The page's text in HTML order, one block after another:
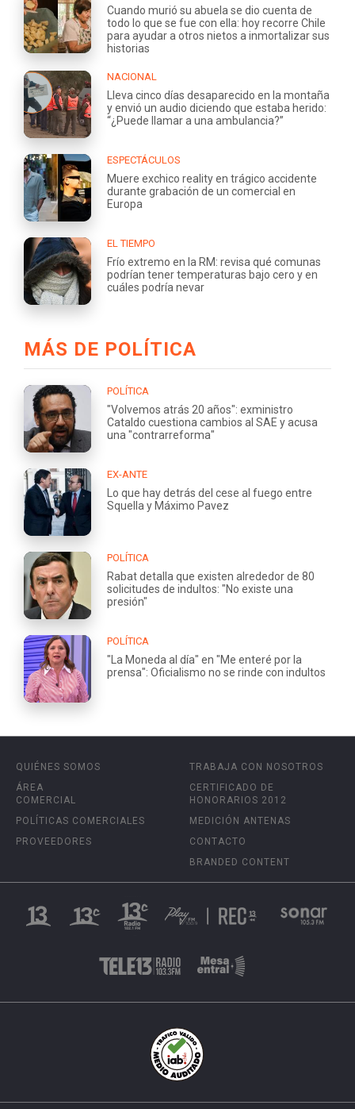
Cuando murió su abuela se dio cuenta de
todo lo que se fue con ella: hoy recorre Chile
para ayudar a otros nietos a inmortalizar sus
historias
NACIONAL
Lleva cinco días desaparecido en la montaña
y envió un audio diciendo que estaba herido:
“¿Puede llamar a una ambulancia?”
ESPECTÁCULOS
Muere exchico reality en trágico accidente
durante grabación de un comercial en
Europa
EL TIEMPO
Frío extremo en la RM: revisa qué comunas
podrían tener temperaturas bajo cero y en
cuáles podría nevar
MÁS DE POLÍTICA
POLÍTICA
"Volvemos atrás 20 años": exministro
Cataldo cuestiona cambios al SAE y acusa
una "contrarreforma"
EX-ANTE
Lo que hay detrás del cese al fuego entre
Squella y Máximo Pavez
POLÍTICA
Rabat detalla que existen alrededor de 80
solicitudes de indultos: "No existe una
presión"
POLÍTICA
"La Moneda al día" en "Me enteré por la
prensa": Oficialismo no se rinde con indultos
QUIÉNES SOMOS
ÁREA
COMERCIAL
POLÍTICAS COMERCIALES
PROVEEDORES
TRABAJA CON NOSOTROS
CERTIFICADO DE
HONORARIOS 2012
MEDICIÓN ANTENAS
CONTACTO
BRANDED CONTENT